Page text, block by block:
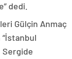
dedi.
Gülçin Anmaç
Sergide